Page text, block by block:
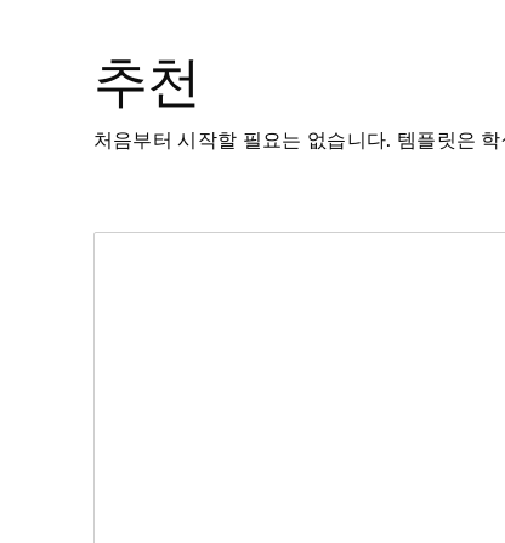
추천
처음부터 시작할 필요는 없습니다. 템플릿은